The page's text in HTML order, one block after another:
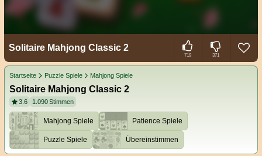
Solitaire Mahjong Classic 2
719 371
Startseite Puzzle Spiele Mahjong Spiele
Solitaire Mahjong Classic 2
3.6 1.090Stimmen
Mahjong Spiele Patience Spiele
Puzzle Spiele Übereinstimmen